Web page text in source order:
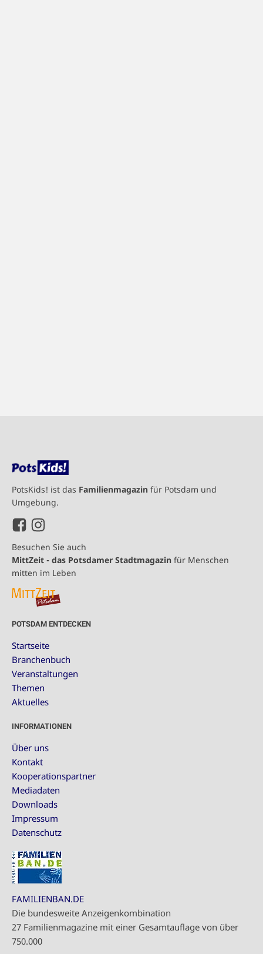
PotsKids! ist das Familienmagazin für Potsdam und
Umgebung.
Besuchen Sie auch
MittZeit - das Potsdamer Stadtmagazin für Menschen
mitten im Leben
POTSDAM ENTDECKEN
Startseite
Branchenbuch
Veranstaltungen
Themen
Aktuelles
INFORMATIONEN
Über uns
Kontakt
Kooperationspartner
Mediadaten
Downloads
Impressum
Datenschutz
FAMILIENBAN.DE
Die bundesweite Anzeigenkombination
27 Familienmagazine mit einer Gesamtauflage von über
750.000